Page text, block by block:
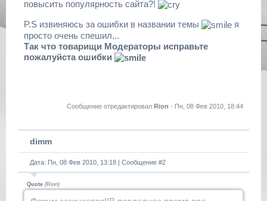
повысить популярность сайта?!
P.S извиняюсь за ошибки в названии темы
я
просто очень спешил...
Так что товарищи Модераторы исправьте
пожалуйста ошибки
Сообщение отредактировал Rion - Пн, 08 Фев 2010, 18:44
dimm
Дата: Пн, 08 Фев 2010, 13:18 | Сообщение #2
Quote (Rion)